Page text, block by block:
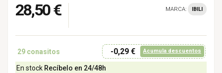
28,50 € MARCA: IBILI
29 conasitos -0,29 € Acumula descuentos
En stock Recíbelo en 24/48h